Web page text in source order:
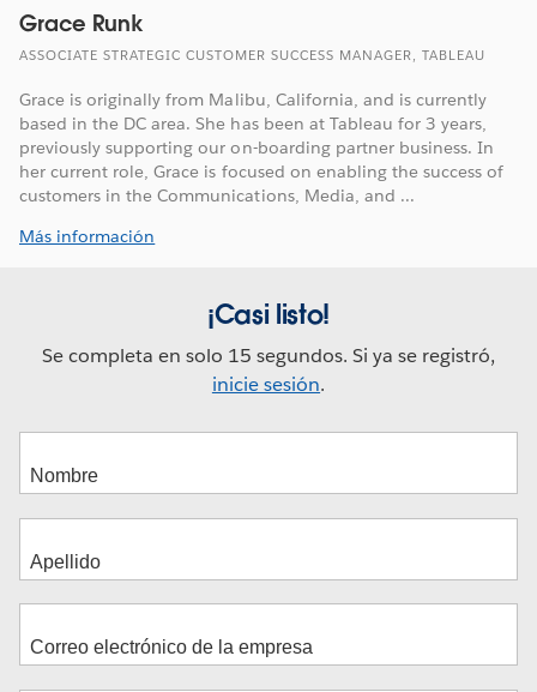
Grace Runk
ASSOCIATE STRATEGIC CUSTOMER SUCCESS MANAGER, TABLEAU
Grace is originally from Malibu, California, and is currently
based in the DC area. She has been at Tableau for 3 years,
previously supporting our on-boarding partner business. In
her current role, Grace is focused on enabling the success of
customers in the Communications, Media, and ...
Más información
¡Casi listo!
Se completa en solo 15 segundos. Si ya se registró,
inicie sesión.